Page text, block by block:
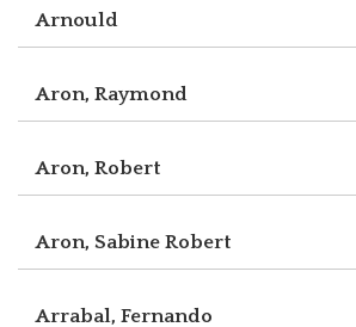
Arnould
Aron, Raymond
Aron, Robert
Aron, Sabine Robert
Arrabal, Fernando